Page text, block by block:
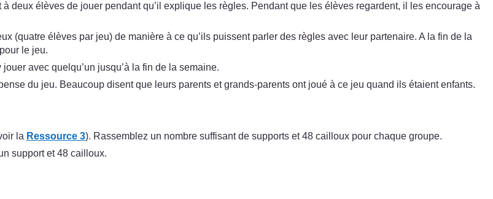
deux élèves de jouer pendant qu’il explique les règles. Pendant que les élèves regardent, il les encourage à
(quatre élèves par jeu) de manière à ce qu’ils puissent parler des règles avec leur partenaire. A la fin de la
le jeu.
avec quelqu’un jusqu’à la fin de la semaine.
du jeu. Beaucoup disent que leurs parents et grands-parents ont joué à ce jeu quand ils étaient enfants.
la Ressource 3). Rassemblez un nombre suffisant de supports et 48 cailloux pour chaque groupe.
support et 48 cailloux.